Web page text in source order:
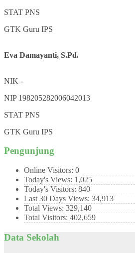
STAT PNS
GTK Guru IPS
Eva Damayanti, S.Pd.
NIK -
NIP 198205282006042013
STAT PNS
GTK Guru IPS
Pengunjung
Online Visitors: 0
Today's Views: 1,025
Today's Visitors: 840
Last 30 Days Views: 34,913
Total Views: 329,140
Total Visitors: 402,659
Data Sekolah